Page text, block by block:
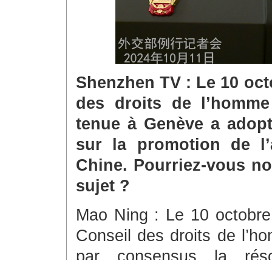
Shenzhen TV : Le 10
des droits de
tenue à Genève a
sur la promotion de
Chine. Pourriez-vous
sujet ?
Mao Ning : Le 10
Conseil des droits de
par consensus la